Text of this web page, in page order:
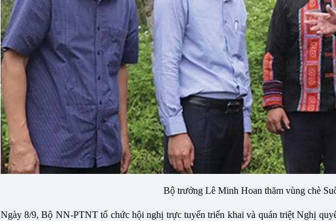
Bộ trưởng Lê Minh Hoan thăm vùng chè
Ngày 8/9, Bộ NN-PTNT tổ chức hội nghị trực tuyến triển khai và quán triệt Nghị